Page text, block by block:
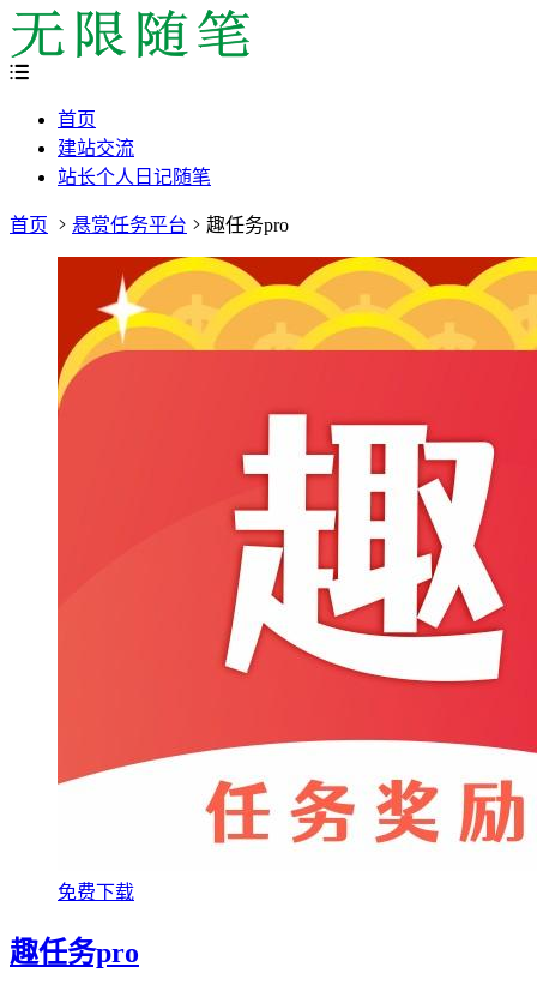
首页
建站交流
站长个人日记随笔
首页 悬赏任务平台 趣任务pro
免费下载
趣任务pro